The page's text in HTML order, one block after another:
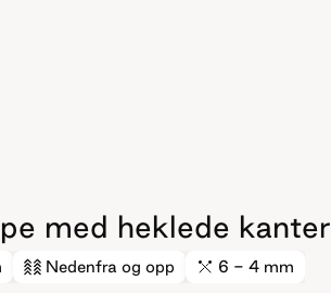
med heklede kanter
Nedenfra og opp 6 - 4 mm